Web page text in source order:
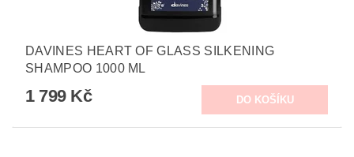
DAVINES HEART OF GLASS SILKENING
SHAMPOO 1000 ML
1 799 Kč